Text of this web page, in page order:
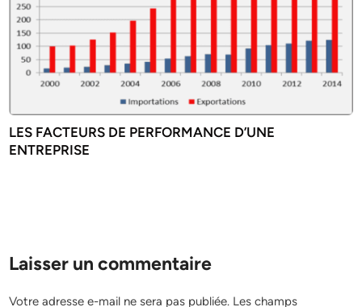
LES FACTEURS DE PERFORMANCE D’UNE
ENTREPRISE
Laisser un commentaire
Votre adresse e-mail ne sera pas publiée. Les champs